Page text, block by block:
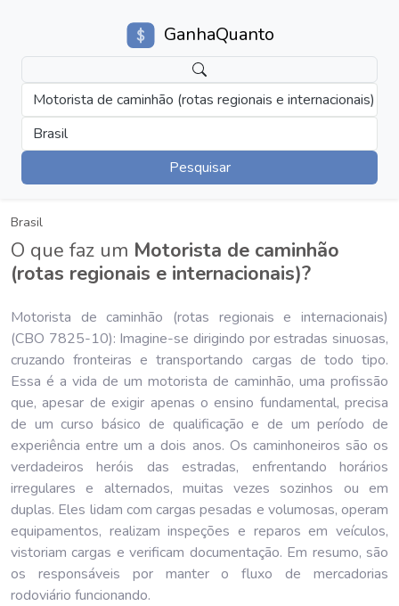
GanhaQuanto
Motorista de caminhão (rotas regionais e internacionais)
Brasil
Pesquisar
Brasil
O que faz um Motorista de caminhão
(rotas regionais e internacionais)?
Motorista de caminhão (rotas regionais e internacionais)
(CBO 7825-10): Imagine-se dirigindo por estradas sinuosas,
cruzando fronteiras e transportando cargas de todo tipo.
Essa é a vida de um motorista de caminhão, uma profissão
que, apesar de exigir apenas o ensino fundamental, precisa
de um curso básico de qualificação e de um período de
experiência entre um a dois anos. Os caminhoneiros são os
verdadeiros heróis das estradas, enfrentando horários
irregulares e alternados, muitas vezes sozinhos ou em
duplas. Eles lidam com cargas pesadas e volumosas, operam
equipamentos, realizam inspeções e reparos em veículos,
vistoriam cargas e verificam documentação. Em resumo, são
os responsáveis por manter o fluxo de mercadorias
rodoviário funcionando.